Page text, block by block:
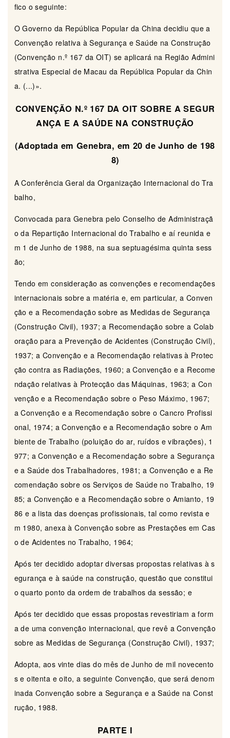
fico o seguinte:
O Governo da República Popular da China decidiu que a
Convenção relativa à Segurança e Saúde na Construção
(Convenção n.º 167 da OIT) se aplicará na Região Admini
strativa Especial de Macau da República Popular da Chin
a. (...)».
CONVENÇÃO N.º 167 DA OIT SOBRE A SEGUR
ANÇA E A SAÚDE NA CONSTRUÇÃO
(Adoptada em Genebra, em 20 de Junho de 198
8)
A Conferência Geral da Organização Internacional do Tra
balho,
Convocada para Genebra pelo Conselho de Administraçã
o da Repartição Internacional do Trabalho e aí reunida e
m 1 de Junho de 1988, na sua septuagésima quinta sess
ão;
Tendo em consideração as convenções e recomendações
internacionais sobre a matéria e, em particular, a Conven
ção e a Recomendação sobre as Medidas de Segurança
(Construção Civil), 1937; a Recomendação sobre a Colab
oração para a Prevenção de Acidentes (Construção Civil),
1937; a Convenção e a Recomendação relativas à Protec
ção contra as Radiações, 1960; a Convenção e a Recome
ndação relativas à Protecção das Máquinas, 1963; a Con
venção e a Recomendação sobre o Peso Máximo, 1967;
a Convenção e a Recomendação sobre o Cancro Profissi
onal, 1974; a Convenção e a Recomendação sobre o Am
biente de Trabalho (poluição do ar, ruídos e vibrações), 1
977; a Convenção e a Recomendação sobre a Segurança
e a Saúde dos Trabalhadores, 1981; a Convenção e a Re
comendação sobre os Serviços de Saúde no Trabalho, 19
85; a Convenção e a Recomendação sobre o Amianto, 19
86 e a lista das doenças profissionais, tal como revista e
m 1980, anexa à Convenção sobre as Prestações em Cas
o de Acidentes no Trabalho, 1964;
Após ter decidido adoptar diversas propostas relativas à s
egurança e à saúde na construção, questão que constitui
o quarto ponto da ordem de trabalhos da sessão; e
Após ter decidido que essas propostas revestiriam a form
a de uma convenção internacional, que revê a Convenção
sobre as Medidas de Segurança (Construção Civil), 1937;
Adopta, aos vinte dias do mês de Junho de mil novecento
s e oitenta e oito, a seguinte Convenção, que será denom
inada Convenção sobre a Segurança e a Saúde na Const
rução, 1988.
PARTE I